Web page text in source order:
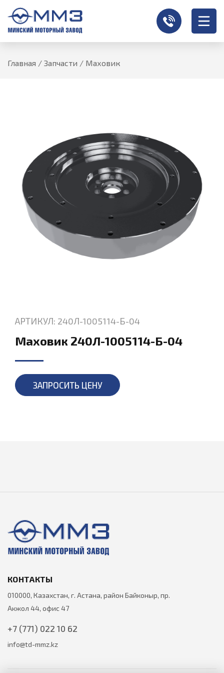
Главная / Запчасти / Маховик
АРТИКУЛ: 240Л-1005114-Б-04
Маховик 240Л-1005114-Б-04
ЗАПРОСИТЬ ЦЕНУ
КОНТАКТЫ
010000, Казахстан, г. Астана, район Байконыр, пр.
Акжол 44, офис 47
+7 (771) 022 10 62
info@td-mmz.kz